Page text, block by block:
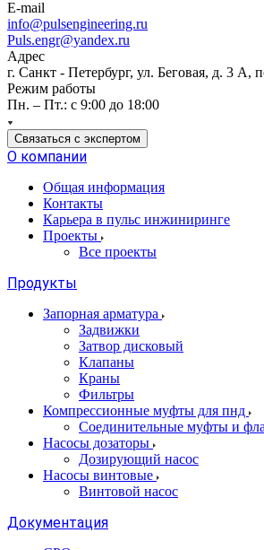
E-mail
info@pulsengineering.ru
Puls.engr@yandex.ru
Адрес
г. Санкт - Петербург, ул. Беговая, д. 3
Режим работы
Пн. – Пт.: с 9:00 до 18:00
Связаться с экспертом
О компании
Общая информация
Контакты
Карьера в пульс инжиниринге
Проекты
Все проекты
Продукты
Запорная арматура
Задвижки
Затвор дисковый
Клапаны
Краны
Фильтры
Компрессионные муфты для пнд
Соединительные муфты и
Насосы дозаторы
Дозирующий насос
Насосы винтовые
Винтовой насос
Документация